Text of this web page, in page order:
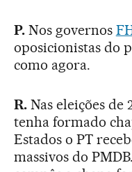
P.Nos governos
oposicionistas do
como agora.
R.Nas eleições de
tenha formado
Estados o PT
massivos do